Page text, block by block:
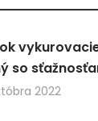
so
2022